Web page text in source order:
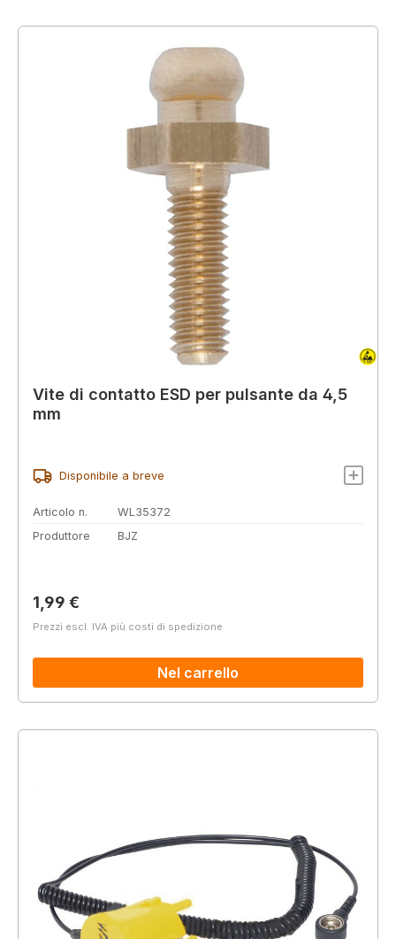
Vite di contatto ESD per pulsante da 4,5
mm
Disponibile a breve
Articolo n.
WL35372
Produttore
BJZ
Prezzo normale:
1,99 €
Prezzi escl. IVA più costi di spedizione
Nel carrello